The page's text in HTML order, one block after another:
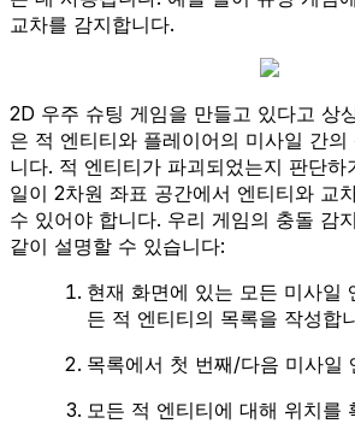
교차를 감지합니다.
2D 우주 슈팅 게임을 만들고 있다고 상
은 적 엔티티와 플레이어의 미사일 간
니다. 적 엔티티가 파괴되었는지 판단
일이 2차원 좌표 공간에서 엔티티와 교
수 있어야 합니다. 우리 게임의 충돌 감
같이 설명할 수 있습니다:
현재 화면에 있는 모든 미사일
든 적 엔티티의 목록을 작성합
목록에서 첫 번째/다음 미사일
모든 적 엔티티에 대해 위치를